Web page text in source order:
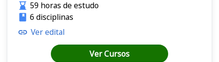
59 horas de estudo
6 disciplinas
Ver edital
Ver Cursos